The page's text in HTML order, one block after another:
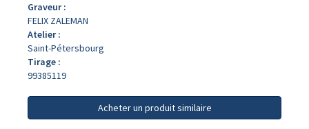
Graveur :
FELIX ZALEMAN
Atelier :
Saint-Pétersbourg
Tirage :
99385119
Acheter un produit similaire